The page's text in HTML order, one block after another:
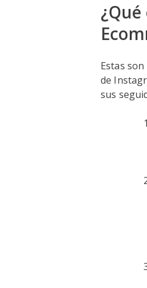
Estas
de
sus